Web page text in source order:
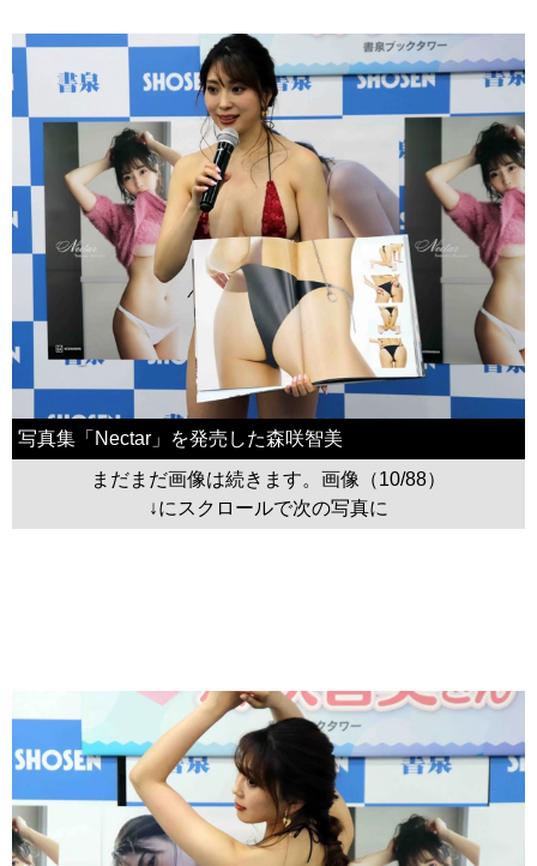
写真集「Nectar」を発売した森咲智美
まだまだ画像は続きます。画像（10/88）
↓にスクロールで次の写真に